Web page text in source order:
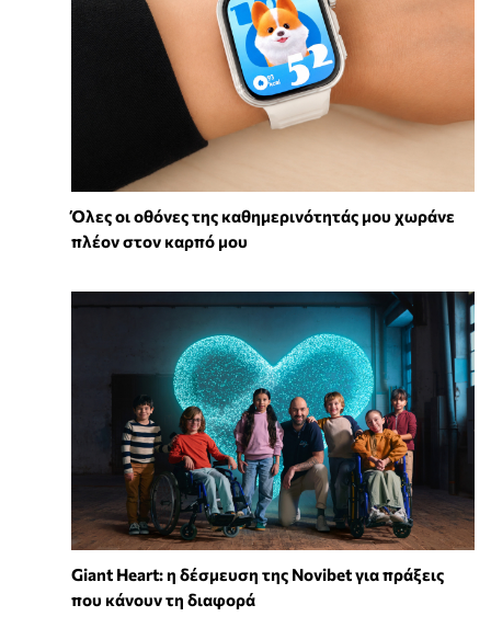
Όλες οι οθόνες της καθημερινότητάς μου χωράνε
πλέον στον καρπό μου
Giant Heart: η δέσμευση της Novibet για πράξεις
που κάνουν τη διαφορά